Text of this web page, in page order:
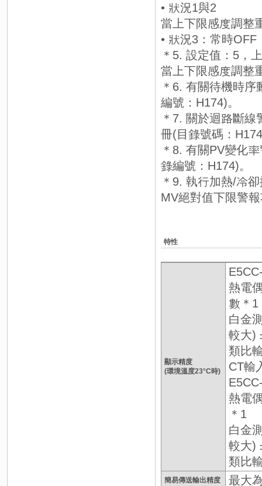
• 狀況1與2
當上下限感度調整
• 狀況3：常時OFF
＊5. 設定值：5，
當上下限感度調整
＊6. 有關待機時
編號：H174)。
＊7. 關於迴路斷
冊(目錄號碼：
＊8. 有關PV變化
錄編號：H174)。
＊9. 執行加熱/冷
MV絕對值下限警
特性
顯示精度
(環境溫度23°C時)
熱電
數＊1
白金
較大)
類比
CT輸
熱電
＊1
白金
較大)
類比
簡易傳送輸出精度 最大